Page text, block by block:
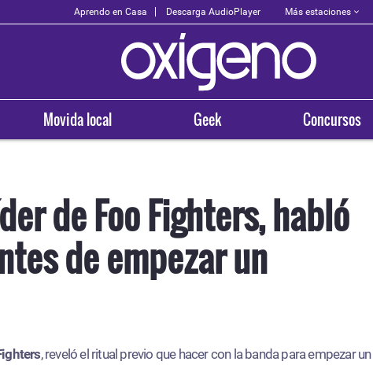
Aprendo en Casa Descarga AudioPlayer Más estaciones
Movida local Geek Concursos
de Foo Fighters, habló
de empezar un
, reveló el ritual previo que hacer con la banda para empezar un
OXÍGENO EN TU CIUDAD
Arequipa
93.5 FM